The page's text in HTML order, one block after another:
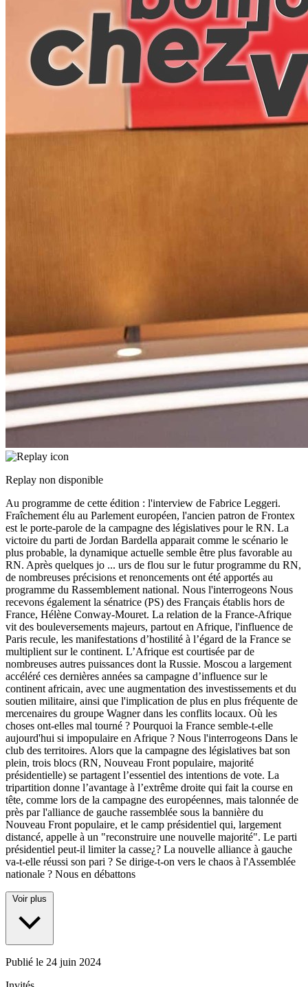
Replay non disponible
Au programme de cette édition : l'interview de Fabrice Leggeri.
Fraîchement élu au Parlement européen, l'ancien patron de Frontex
est le porte-parole de la campagne des législatives pour le RN. La
victoire du parti de Jordan Bardella apparait comme le scénario le
plus probable, la dynamique actuelle semble être plus favorable au
RN. Après quelques jo ... urs de flou sur le futur programme du RN,
de nombreuses précisions et renoncements ont été apportés au
programme du Rassemblement national. Nous l'interrogeons Nous
recevons également la sénatrice (PS) des Français établis hors de
France, Hélène Conway-Mouret. La relation de la France-Afrique
vit des bouleversements majeurs, partout en Afrique, l'influence de
Paris recule, les manifestations d’hostilité à l’égard de la France se
multiplient sur le continent. L’Afrique est courtisée par de
nombreuses autres puissances dont la Russie. Moscou a largement
accéléré ces dernières années sa campagne d’influence sur le
continent africain, avec une augmentation des investissements et du
soutien militaire, ainsi que l'implication de plus en plus fréquente de
mercenaires du groupe Wagner dans les conflits locaux. Où les
choses ont-elles mal tourné ? Pourquoi la France semble-t-elle
aujourd'hui si impopulaire en Afrique ? Nous l'interrogeons Dans le
club des territoires. Alors que la campagne des législatives bat son
plein, trois blocs (RN, Nouveau Front populaire, majorité
présidentielle) se partagent l’essentiel des intentions de vote. La
tripartition donne l’avantage à l’extrême droite qui fait la course en
tête, comme lors de la campagne des européennes, mais talonnée de
près par l'alliance de gauche rassemblée sous la bannière du
Nouveau Front populaire, et le camp présidentiel qui, largement
distancé, appelle à un "reconstruire une nouvelle majorité". Le parti
présidentiel peut-il limiter la casse¿? La nouvelle alliance à gauche
va-t-elle réussi son pari ? Se dirige-t-on vers le chaos à l'Assemblée
nationale ? Nous en débattons
Voir plus
Publié le 24 juin 2024